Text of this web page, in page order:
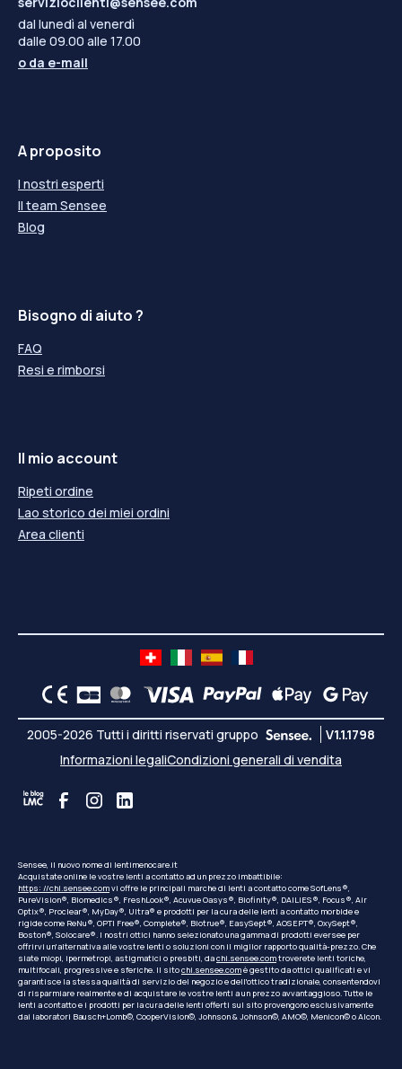
dal lunedì al venerdì
dalle 09.00 alle 17.00
o da e-mail
A proposito
I nostri esperti
Il team Sensee
Blog
Bisogno di aiuto ?
FAQ
Resi e rimborsi
Il mio account
Ripeti ordine
Lao storico dei miei ordini
Area clienti
2005-2026 Tutti i diritti riservati gruppo
V1.1.1798
Informazioni legaliCondizioni generali di vendita
Sensee, il nuovo nome di lentimenocare.it
Acquistate online le vostre lenti a contatto ad un prezzo imbattibile:
https: //chi.sensee.comvi offre le principali marche di lenti a contatto come SofLens®,
PureVision®, Biomedics®, FreshLook®, Acuvue Oasys®, Biofinity®, DAILIES®, Focus®, Air
Optix®, Proclear®, MyDay®, Ultra® e prodotti per la cura delle lenti a contatto morbide e
rigide come ReNu®, OPTI Free®, Complete®, Biotrue®, EasySept®, AOSEPT®, OxySept®,
Boston®, Solocare®. I nostri ottici hanno selezionato una gamma di prodotti eversee per
offrirvi un'alternativa alle vostre lenti o soluzioni con il miglior rapporto qualità-prezzo. Che
siate miopi, ipermetropi, astigmatici o presbiti, dachi.sensee.comtroverete lenti toriche,
multifocali, progressive e sferiche. Il sitochi.sensee.comè gestito da ottici qualificati e vi
garantisce la stessa qualità di servizio del negozio e dell'ottico tradizionale, consentendovi
di risparmiare realmente e di acquistare le vostre lenti a un prezzo avvantaggioso. Tutte le
lenti a contatto e i prodotti per la cura delle lenti offerti sul sito provengono esclusivamente
dai laboratori Bausch+Lomb©, CooperVision©, Johnson & Johnson©, AMO©, Menicon© o Alcon.